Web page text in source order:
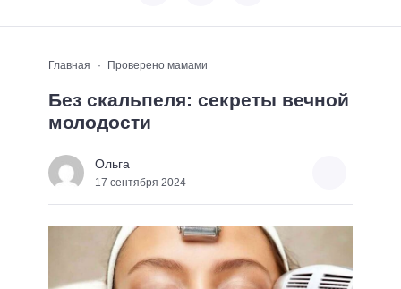
Главная Проверено мамами
Без скальпеля: секреты вечной
молодости
Ольга
17 сентября 2024